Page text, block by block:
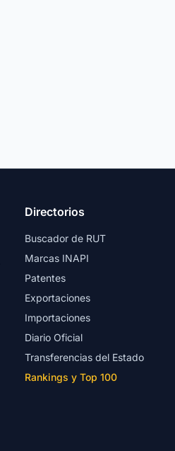
Directorios
Buscador de RUT
Marcas INAPI
Patentes
Exportaciones
Importaciones
Diario Oficial
Transferencias del Estado
Rankings y Top 100